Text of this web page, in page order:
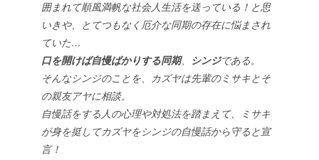
囲まれて順風満帆な社会人生活を送っている！と思
いきや、とてつもなく厄介な同期の存在に悩まされ
ていた…
口を開けば自慢ばかりする同期、 シンジである。
そんなシンジのことを、カズヤは先輩のミサキとそ
の親友アヤに相談。
自慢話をする人の心理や対処法を踏まえて、ミサキ
が身を挺してカズヤをシンジの自慢話から守ると宣
言！